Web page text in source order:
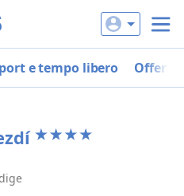
e tempo libero Offerte